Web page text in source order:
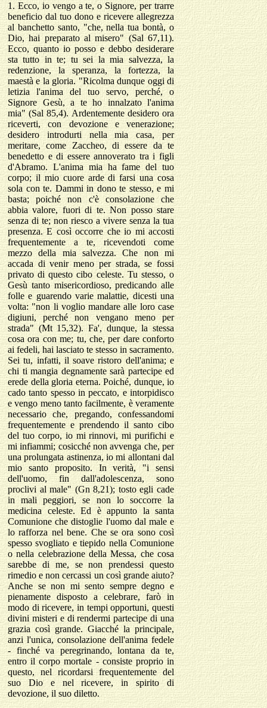
1. Ecco, io vengo a te, o Signore, per trarre
beneficio dal tuo dono e ricevere allegrezza
al banchetto santo, "che, nella tua bontà, o
Dio, hai preparato al misero" (Sal 67,11).
Ecco, quanto io posso e debbo desiderare
sta tutto in te; tu sei la mia salvezza, la
redenzione, la speranza, la fortezza, la
maestà e la gloria. "Ricolma dunque oggi di
letizia l'anima del tuo servo, perché, o
Signore Gesù, a te ho innalzato l'anima
mia" (Sal 85,4). Ardentemente desidero ora
riceverti, con devozione e venerazione;
desidero introdurti nella mia casa, per
meritare, come Zaccheo, di essere da te
benedetto e di essere annoverato tra i figli
d'Abramo. L'anima mia ha fame del tuo
corpo; il mio cuore arde di farsi una cosa
sola con te. Dammi in dono te stesso, e mi
basta; poiché non c'è consolazione che
abbia valore, fuori di te. Non posso stare
senza di te; non riesco a vivere senza la tua
presenza. E così occorre che io mi accosti
frequentemente a te, ricevendoti come
mezzo della mia salvezza. Che non mi
accada di venir meno per strada, se fossi
privato di questo cibo celeste. Tu stesso, o
Gesù tanto misericordioso, predicando alle
folle e guarendo varie malattie, dicesti una
volta: "non li voglio mandare alle loro case
digiuni, perché non vengano meno per
strada" (Mt 15,32). Fa', dunque, la stessa
cosa ora con me; tu, che, per dare conforto
ai fedeli, hai lasciato te stesso in sacramento.
Sei tu, infatti, il soave ristoro dell'anima; e
chi ti mangia degnamente sarà partecipe ed
erede della gloria eterna. Poiché, dunque, io
cado tanto spesso in peccato, e intorpidisco
e vengo meno tanto facilmente, è veramente
necessario che, pregando, confessandomi
frequentemente e prendendo il santo cibo
del tuo corpo, io mi rinnovi, mi purifichi e
mi infiammi; cosicché non avvenga che, per
una prolungata astinenza, io mi allontani dal
mio santo proposito. In verità, "i sensi
dell'uomo, fin dall'adolescenza, sono
proclivi al male" (Gn 8,21); tosto egli cade
in mali peggiori, se non lo soccorre la
medicina celeste. Ed è appunto la santa
Comunione che distoglie l'uomo dal male e
lo rafforza nel bene. Che se ora sono così
spesso svogliato e tiepido nella Comunione
o nella celebrazione della Messa, che cosa
sarebbe di me, se non prendessi questo
rimedio e non cercassi un così grande aiuto?
Anche se non mi sento sempre degno e
pienamente disposto a celebrare, farò in
modo di ricevere, in tempi opportuni, questi
divini misteri e di rendermi partecipe di una
grazia così grande. Giacché la principale,
anzi l'unica, consolazione dell'anima fedele
- finché va peregrinando, lontana da te,
entro il corpo mortale - consiste proprio in
questo, nel ricordarsi frequentemente del
suo Dio e nel ricevere, in spirito di
devozione, il suo diletto.